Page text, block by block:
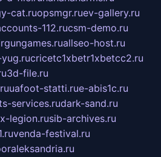
cat.ruopsmgr.ruev-gallery.ru
112.rucsm-demo.ru
allseo-host.ru
cricetc1xbetr1xbetcc2.ru
3d-file.ru
uafoot-statti.rue-abis1c.ru
services.rudark-sand.ru
x-legion.rusib-archives.ru
venda-festival.ru